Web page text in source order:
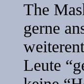
The
gerne
Leute